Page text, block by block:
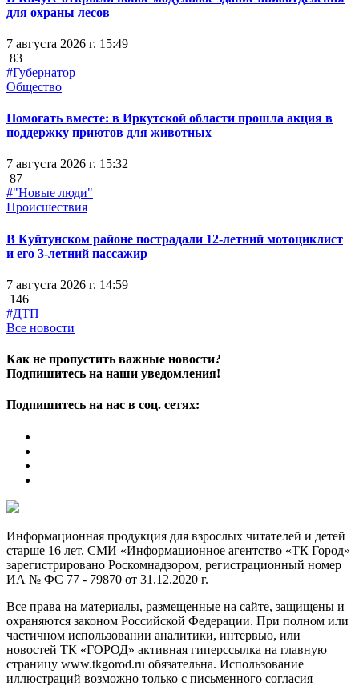
для охраны лесов
7 августа 2026 г. 15:49
83
#Губернатор
Общество
Помогать вместе: в Иркутской области прошла акция в
поддержку приютов для животных
7 августа 2026 г. 15:32
87
#"Новые люди"
Происшествия
В Куйтунском районе пострадали 12-летний мотоциклист
и его 3-летний пассажир
7 августа 2026 г. 14:59
146
#ДТП
Все новости
Как не пропустить важные новости?
Подпишитесь на наши уведомления!
Подпишитесь на нас в соц. сетях:
Информационная продукция для взрослых читателей и детей
старше 16 лет. СМИ «Информационное агентство «ТК Город»
зарегистрировано Роскомнадзором, регистрационный номер
ИА № ФС 77 - 79870 от 31.12.2020 г.
Все права на материалы, размещенные на сайте, защищены и
охраняются законом Российской Федерации. При полном или
частичном использовании аналитики, интервью, или
новостей ТК «ГОРОД» активная гиперссылка на главную
страницу www.tkgorod.ru обязательна. Использование
иллюстраций возможно только с письменного согласия